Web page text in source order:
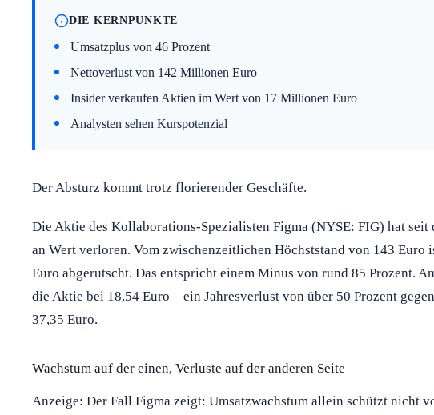
DIE KERNPUNKTE
Umsatzplus von 46 Prozent
Nettoverlust von 142 Millionen Euro
Insider verkaufen Aktien im Wert von 17 Millionen Euro
Analysten sehen Kurspotenzial
Der Absturz kommt trotz florierender Geschäfte.
Die Aktie des Kollaborations-Spezialisten Figma (NYSE: FIG) hat seit
an Wert verloren. Vom zwischenzeitlichen Höchststand von 143 Euro
Euro abgerutscht. Das entspricht einem Minus von rund 85 Prozent.
die Aktie bei 18,54 Euro – ein Jahresverlust von über 50 Prozent
37,35 Euro.
Wachstum auf der einen, Verluste auf der anderen Seite
Anzeige: Der Fall Figma zeigt: Umsatzwachstum allein schützt nicht